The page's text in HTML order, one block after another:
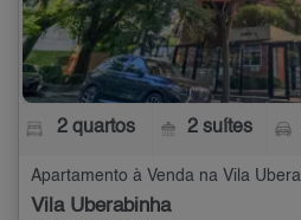
2 quartos 2 suítes
Vila Uberabinha